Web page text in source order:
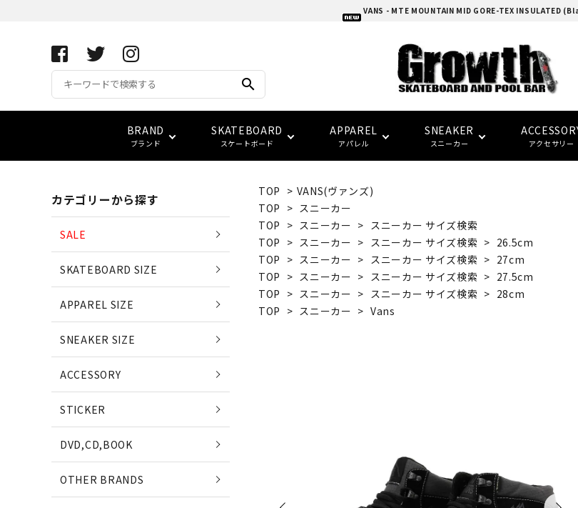
VANS - MTE MOUNTAIN MID GORE-TEX INSULATED
search
BRAND
ブランド
APRIL SKATEBOARDS
EAZY MISS
(イージー・ミス)
EDGLRD
(エッジ・ロード)
HARD BODY
(ハードボディ)
(ジー
(クウォータースナックス)
HOCKEY
(ホッケー
SLD SKATEBOARDS
(エスエルディー)
(パレス)
SKATEBOARD
スケートボード
コンプリート(完成品) スケートボードデッキ
ベアリング パーツ・その他
セーフティーギア
APPAREL
アパレル
アパレル サイズ別一覧 Tシャツ
スウェット パンツ
SNEAKER
スニーカー
サイズ検索 adidas skatebording
vans NIKE SB
インソール
アクセサリー
キーホルダー ウォレット/ポーチ
ベルト ソックス
ピンバッジ
FUCKING AWESOME HOCKEY
LOWCARD SPITFIRE
TOP > VANS(ヴァンズ)
TOP > スニーカー
TOP > スニーカー > スニーカー サイズ検索
TOP > スニーカー > スニーカー サイズ検索 > 26.5cm
TOP > スニーカー > スニーカー サイズ検索 > 27cm
TOP > スニーカー > スニーカー サイズ検索 > 27.5cm
TOP > スニーカー > スニーカー サイズ検索 > 28cm
TOP > スニーカー > Vans
カテゴリーから探す
SALE
SKATEBOARD SIZE
APPAREL SIZE
SNEAKER SIZE
ACCESSORY
STICKER
DVD,CD,BOOK
OTHER BRANDS